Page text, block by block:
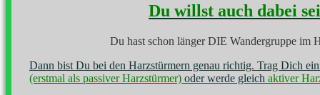
Du willst auch dabei
Du hast schon länger DIE Wandergruppe im
Dann bist Du bei den Harzstürmern genau richtig. Trag Dich
(erstmal als passiver Harzstürmer) oder werde gleich aktiver